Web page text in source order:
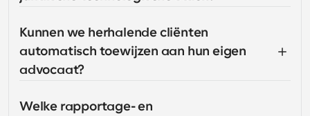
Kunnen we herhalende cliënten
automatisch toewijzen aan hun eigen
advocaat?
Welke rapportage- en